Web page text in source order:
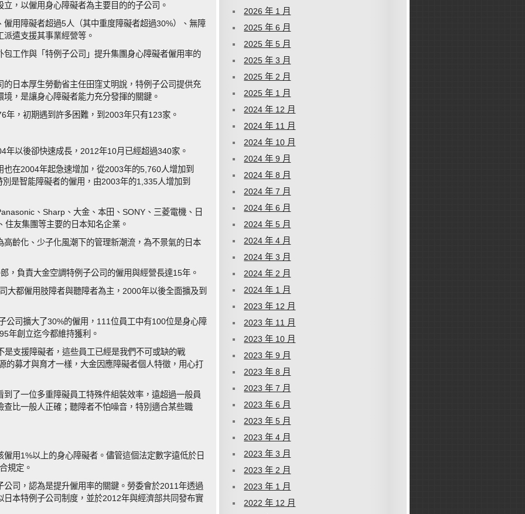
，以僱用身心障礙者為主要目的的子公司。
用障礙者超過5人（其中重度障礙者超過30%）、無障
遣支援其事業經營等。
工作與「特例子公司」提升集團身心障礙者僱用率的
日本厚生勞動省主任田窪丈明說，特例子公司提供充
，是讓身心障礙者能力充分發揮的關鍵。
年，初期遇到許多困難，到2003年只有123家。
年以後卻快速成長，2012年10月已經超過340家。
在2004年起急速增加，從2003年的5,760人增加到
是智能障礙者的僱用，由2003年的1,335人增加到
、Sharp、大金、本田、SONY、三菱電機、日
友集團等主要的日本知名企業。
齡化、少子化風潮下的管理新潮流，為不景氣的日本
，負責大金空調特例子公司的僱用與經營長達15年。
大都僱用肢障者與聽障者為主，2000年以後全面擴及到
公司擴大了30%的僱用，111位員工中有100位是身心障
年創立迄今都維持獲利。
是支援障礙者，這些員工已經是我們不可或缺的戰
的募才與育才一樣，大金因應障礙者個人特徵，用心打
了一位多重障礙員工特殊件組裝效率，遠超過一般員
比一般人正確；聽障者不怕噪音，特別適合某些職
用1%以上的身心障礙者。儘管這個法定數字遠低於日
規定。
司，認為是提升僱用率的關鍵。勞委會於2011年透過
本特例子公司制度，並於2012年與經濟部共同發布實
2026 年 1 月
2025 年 6 月
2025 年 5 月
2025 年 3 月
2025 年 2 月
2025 年 1 月
2024 年 12 月
2024 年 11 月
2024 年 10 月
2024 年 9 月
2024 年 8 月
2024 年 7 月
2024 年 6 月
2024 年 5 月
2024 年 4 月
2024 年 3 月
2024 年 2 月
2024 年 1 月
2023 年 12 月
2023 年 11 月
2023 年 10 月
2023 年 9 月
2023 年 8 月
2023 年 7 月
2023 年 6 月
2023 年 5 月
2023 年 4 月
2023 年 3 月
2023 年 2 月
2023 年 1 月
2022 年 12 月